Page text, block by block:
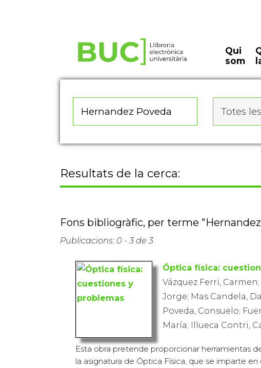
Qui
som
Totes
Resultats de la cerca:
Fons bibliogràfic, per terme
Publicacions: 0 - 3 de 3
Óptica física:
Vázquez Ferri,
Jorge; Mas Candela,
Poveda, Consuelo;
María; Illueca Contri,
Esta obra pretende proporcionar herramientas
la asignatura de Óptica Física, que se imparte